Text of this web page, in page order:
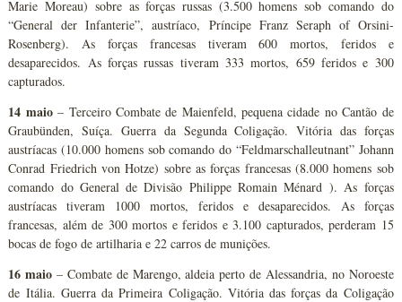
Marie Moreau) sobre as forças russas (3.500 homens sob comando do
“General der Infanterie”, austríaco, Príncipe Franz Seraph of Orsini-
Rosenberg). As forças francesas tiveram 600 mortos, feridos e
desaparecidos. As forças russas tiveram 333 mortos, 659 feridos e 300
capturados.
14 maio– Terceiro Combate de Maienfeld, pequena cidade no Cantão de
Graubünden, Suíça. Guerra da Segunda Coligação. Vitória das forças
austríacas (10.000 homens sob comando do “Feldmarschalleutnant” Johann
Conrad Friedrich von Hotze) sobre as forças francesas (8.000 homens sob
comando do General de Divisão Philippe Romain Ménard ). As forças
austríacas tiveram 1000 mortos, feridos e desaparecidos. As forças
francesas, além de 300 mortos e feridos e 3.100 capturados, perderam 15
bocas de fogo de artilharia e 22 carros de munições.
16 maio – Combate de Marengo, aldeia perto de Alessandria, no Noroeste
de Itália. Guerra da Primeira Coligação. Vitória das forças da Coligação